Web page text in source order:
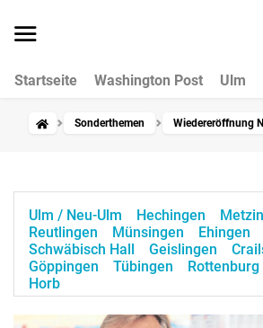
Startseite Washington Post Ulm
Sonderthemen Wiedereröffnung
Ulm / Neu-Ulm Hechingen
Reutlingen
Münsingen Ehingen
Schwäbisch Hall
Geislingen
Göppingen
Tübingen Rottenburg
Horb